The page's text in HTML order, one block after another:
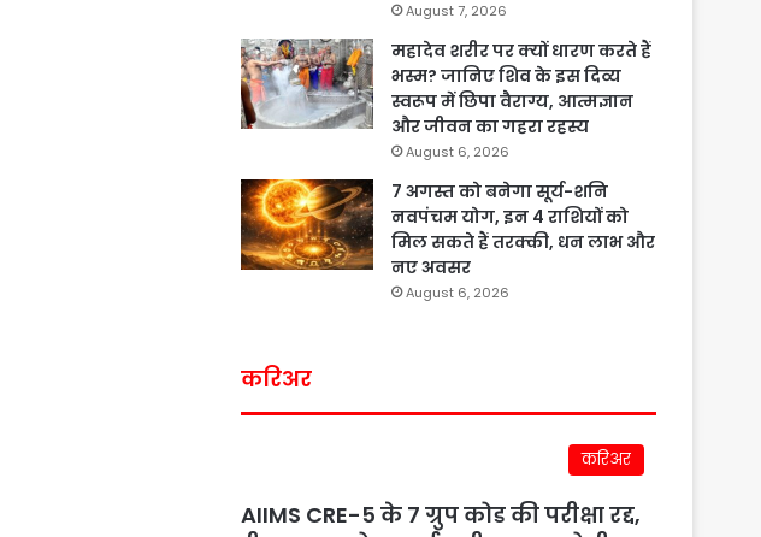
August 7, 2026
महादेव शरीर पर क्यों धारण करते हैं
भस्म? जानिए शिव के इस दिव्य
स्वरूप में छिपा वैराग्य, आत्मज्ञान
और जीवन का गहरा रहस्य
August 6, 2026
7 अगस्त को बनेगा सूर्य-शनि
नवपंचम योग, इन 4 राशियों को
मिल सकते हैं तरक्की, धन लाभ और
नए अवसर
August 6, 2026
करिअर
करिअर
AIIMS CRE-5 के 7 ग्रुप कोड की परीक्षा रद्द,